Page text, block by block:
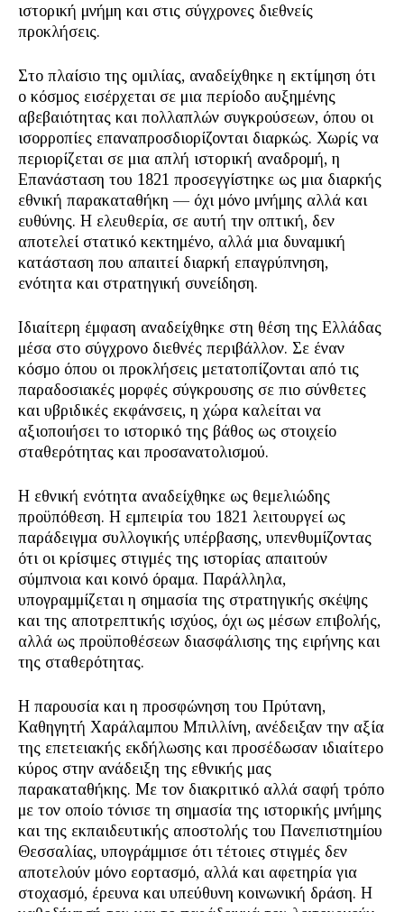
ιστορική μνήμη και στις σύγχρονες διεθνείς
προκλήσεις.
Στο πλαίσιο της ομιλίας, αναδείχθηκε η εκτίμηση ότι
ο κόσμος εισέρχεται σε μια περίοδο αυξημένης
αβεβαιότητας και πολλαπλών συγκρούσεων, όπου οι
ισορροπίες επαναπροσδιορίζονται διαρκώς. Χωρίς να
περιορίζεται σε μια απλή ιστορική αναδρομή, η
Επανάσταση του 1821 προσεγγίστηκε ως μια διαρκής
εθνική παρακαταθήκη — όχι μόνο μνήμης αλλά και
ευθύνης. Η ελευθερία, σε αυτή την οπτική, δεν
αποτελεί στατικό κεκτημένο, αλλά μια δυναμική
κατάσταση που απαιτεί διαρκή επαγρύπνηση,
ενότητα και στρατηγική συνείδηση.
Ιδιαίτερη έμφαση αναδείχθηκε στη θέση της Ελλάδας
μέσα στο σύγχρονο διεθνές περιβάλλον. Σε έναν
κόσμο όπου οι προκλήσεις μετατοπίζονται από τις
παραδοσιακές μορφές σύγκρουσης σε πιο σύνθετες
και υβριδικές εκφάνσεις, η χώρα καλείται να
αξιοποιήσει το ιστορικό της βάθος ως στοιχείο
σταθερότητας και προσανατολισμού.
Η εθνική ενότητα αναδείχθηκε ως θεμελιώδης
προϋπόθεση. Η εμπειρία του 1821 λειτουργεί ως
παράδειγμα συλλογικής υπέρβασης, υπενθυμίζοντας
ότι οι κρίσιμες στιγμές της ιστορίας απαιτούν
σύμπνοια και κοινό όραμα. Παράλληλα,
υπογραμμίζεται η σημασία της στρατηγικής σκέψης
και της αποτρεπτικής ισχύος, όχι ως μέσων επιβολής,
αλλά ως προϋποθέσεων διασφάλισης της ειρήνης και
της σταθερότητας.
Η παρουσία και η προσφώνηση του Πρύτανη,
Καθηγητή Χαράλαμπου Μπιλλίνη, ανέδειξαν την αξία
της επετειακής εκδήλωσης και προσέδωσαν ιδιαίτερο
κύρος στην ανάδειξη της εθνικής μας
παρακαταθήκης. Με τον διακριτικό αλλά σαφή τρόπο
με τον οποίο τόνισε τη σημασία της ιστορικής μνήμης
και της εκπαιδευτικής αποστολής του Πανεπιστημίου
Θεσσαλίας, υπογράμμισε ότι τέτοιες στιγμές δεν
αποτελούν μόνο εορτασμό, αλλά και αφετηρία για
στοχασμό, έρευνα και υπεύθυνη κοινωνική δράση. Η